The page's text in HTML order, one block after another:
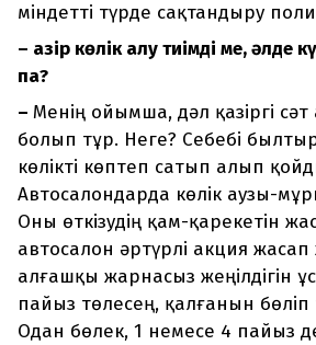
міндетті түрде сақтандыру
– Қазір көлік алу тиімді ме, әлде
па?
– Менің ойымша, дәл қазіргі сәт
болып тұр. Неге? Себебі
көлікті көптеп сатып алып
Автосалондарда көлік аузы-
Оны өткізудің қам-қарекетін
автосалон әртүрлі акция жасап
алғашқы жарнасыз жеңілдігін
пайыз төлесең, қалғанын бөліп
Одан бөлек, 1 немесе 4 пайыз